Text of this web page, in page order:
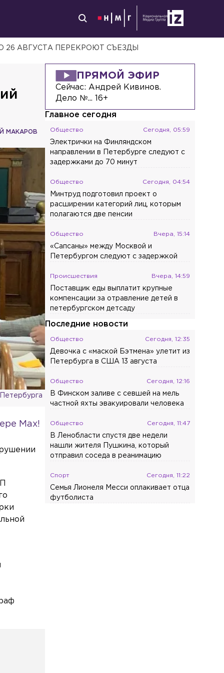
26 АВГУСТА ПЕРЕКРОЮТ СЪЕЗДЫ
МАКАРОВ
Max!
ПРЯМОЙ ЭФИР
Сейчас:Андрей Кивинов.
Дело №... 16+
Главное сегодня
Общество Сегодня, 05:59
Электрички на Финляндском
направлении в Петербурге следуют с
задержками до 70 минут
Общество Сегодня, 04:54
Минтруд подготовил проект о
расширении категорий лиц, которым
полагаются две пенсии
Общество Вчера, 15:14
«Сапсаны» между Москвой и
Петербургом следуют с задержкой
Происшествия Вчера, 14:59
Поставщик еды выплатит крупные
компенсации за отравление детей в
петербургском детсаду
Последние новости
Общество Сегодня, 12:35
Девочка с «маской Бэтмена» улетит из
Петербурга в США 13 августа
Общество Сегодня, 12:16
В Финском заливе с севшей на мель
частной яхты эвакуировали человека
Общество Сегодня, 11:47
В Ленобласти спустя две недели
нашли жителя Пушкина, который
отправил соседа в реанимацию
Спорт Сегодня, 11:22
Семья Лионеля Месси оплакивает отца
футболиста